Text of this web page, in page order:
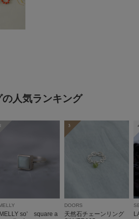
の人気ランキング
so’ square a
3
DOORS
天然石チェーンリング